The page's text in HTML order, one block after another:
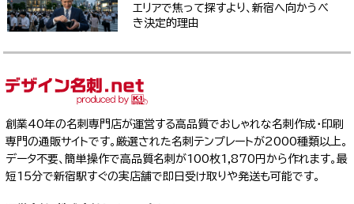
エリアで焦って探すより、新宿へ向かうべ
き決定的理由
創業40年の名刺専門店が運営する高品質でおしゃれな名刺作成・印刷
専門の通販サイトです。厳選された名刺テンプレートが2000種類以上。
データ不要、簡単操作で高品質名刺が100枚1,870円から作れます。最
短15分で新宿駅すぐの実店舗で即日受け取りや発送も可能です。